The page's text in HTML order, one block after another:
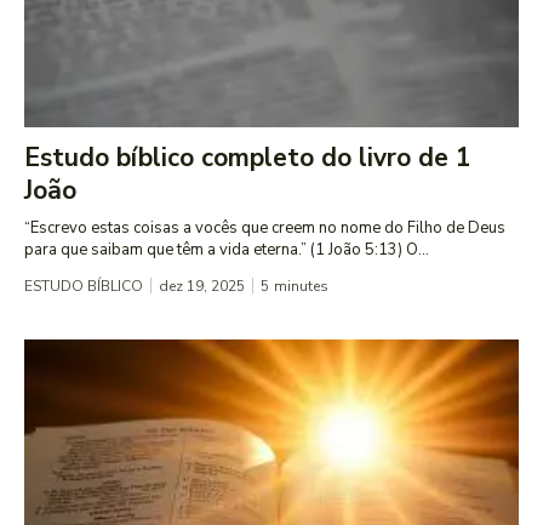
Estudo bíblico completo do livro de 1
João
“Escrevo estas coisas a vocês que creem no nome do Filho de Deus
para que saibam que têm a vida eterna.” (1 João 5:13) O...
ESTUDO BÍBLICO dez 19, 2025 5 minutes